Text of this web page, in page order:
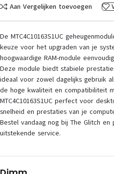
Aan Vergelijken toevoegen
De MTC4C10163S1UC
keuze voor het upgraden van je
hoogwaardige RAM-module
Deze module biedt stabiele
ideaal voor zowel dagelijks gebruik
de hoge kwaliteit en compatibiliteit
MTC4C10163S1UC perfect voor
snelheid en prestaties van je
Bestel vandaag nog bij The Glitch
uitstekende service.